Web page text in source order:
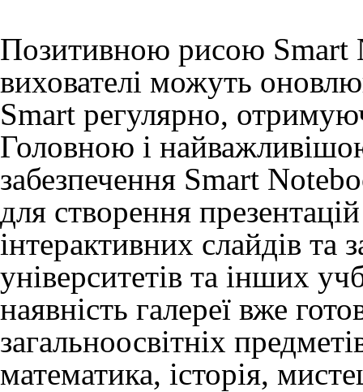
Позитивною рисою Smart
вихователі можуть
Smart регулярно,
Головною і
забезпечення Smart
для створення
інтерактивних слайдів
університетів та інших
наявність галереї вже
загальноосвітніх
математика, історія,